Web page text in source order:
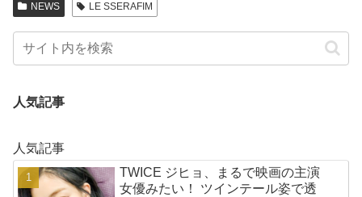
NEWS LE SSERAFIM
人気記事
人気記事
TWICE ジヒョ、まるで映画の主演
女優みたい！ ツインテール姿で透